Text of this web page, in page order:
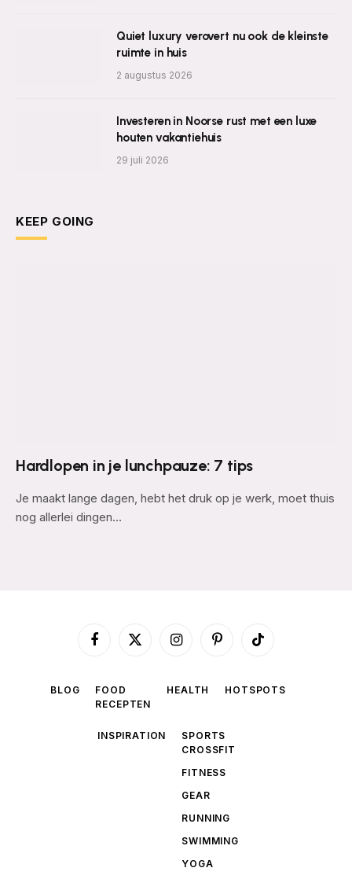
Quiet luxury verovert nu ook de kleinste
ruimte in huis
2 augustus 2026
Investeren in Noorse rust met een luxe
houten vakantiehuis
29 juli 2026
KEEP GOING
Hardlopen in je lunchpauze: 7 tips
Je maakt lange dagen, hebt het druk op je werk, moet thuis
nog allerlei dingen…
Facebook
X
InstagramPinterestTikTok
BLOG
FOOD
RECEPTEN
HEALTH HOTSPOTS
INSPIRATION
SPORTS
CROSSFIT
FITNESS
GEAR
RUNNING
SWIMMING
YOGA